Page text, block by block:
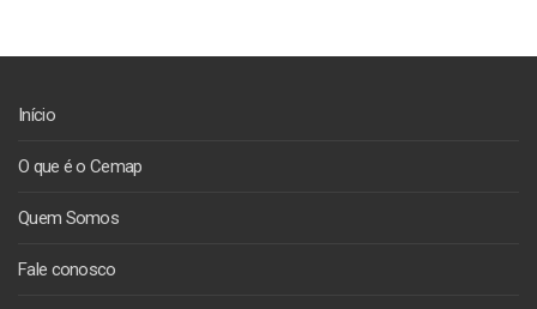
Início
O que é o Cemap
Quem Somos
Fale conosco